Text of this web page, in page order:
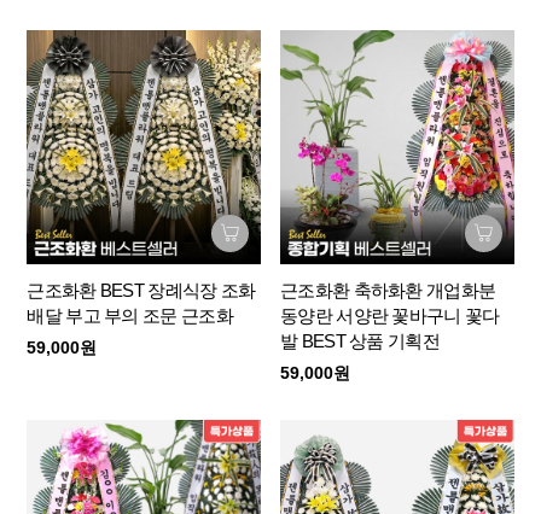
근조화환 BEST 장례식장 조화
배달 부고 부의 조문 근조화
59,000원
근조화환 축하화환 개업화분
동양란 서양란 꽃바구니 꽃다
발 BEST 상품 기획전
59,000원